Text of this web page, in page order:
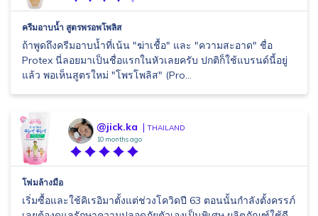
ครีมอาบน้ำ สูตรพรอพโพลิส
ถ้าพูดถึงครีมอาบน้ำที่เน้น "ฆ่าเชื้อ" และ "ความสะอาด" ชื่อ
Protex นี่ลอยมาเป็นชื่อแรกในหัวเลยครับ ปกติก็ใช้แบรนด์นี้อยู่
แล้ว พอเห็นสูตรใหม่ "โพรโพลิส" (Pro...
@jick.ka THAILAND
10 months ago
โฟมล้างมือ
เริ่มซื้อและใช้คิเรอิมาตั้งแต่ช่วงโควิดปี 63 ตอนนั้นกำลังตั้งครรภ์